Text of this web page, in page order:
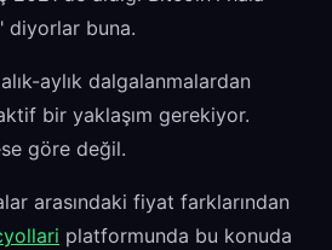
diyorlar buna.
aylık dalgalanmalardan
bir yaklaşım gerekiyor.
göre değil.
arasındaki fiyat farklarından
platformunda bu konuda